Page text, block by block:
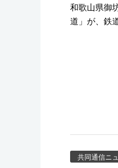
和歌山県御
道」が、鉄
共同通信ニ